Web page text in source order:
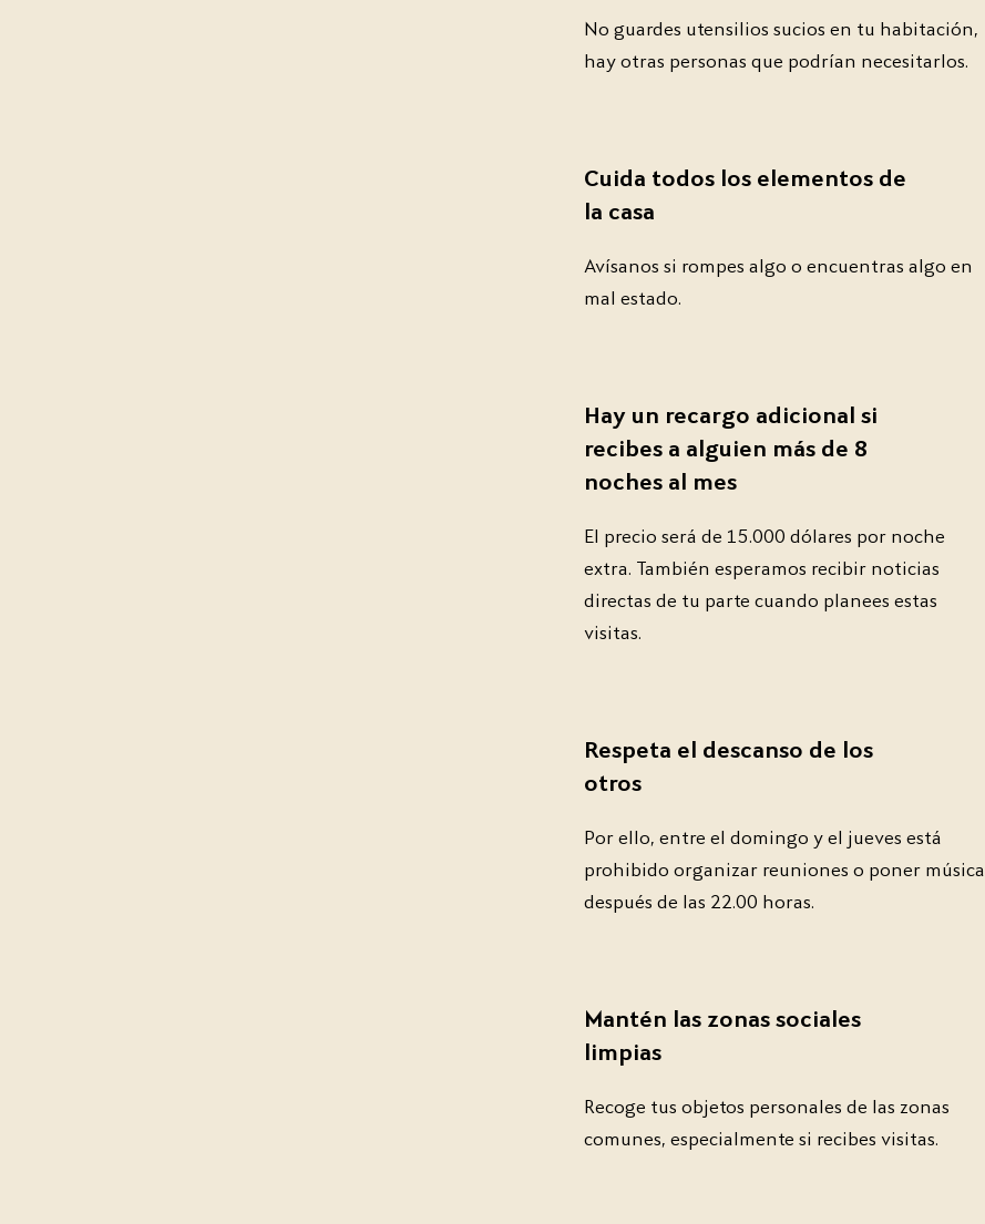
No guardes utensilios sucios en tu habitación,
hay otras personas que podrían necesitarlos.
Cuida todos los elementos de
la casa
Avísanos si rompes algo o encuentras algo en
mal estado.
Hay un recargo adicional si
recibes a alguien más de 8
noches al mes
El precio será de 15.000 dólares por noche
extra. También esperamos recibir noticias
directas de tu parte cuando planees estas
visitas.
Respeta el descanso de los
otros
Por ello, entre el domingo y el jueves está
prohibido organizar reuniones o poner música
después de las 22.00 horas.
Mantén las zonas sociales
limpias
Recoge tus objetos personales de las zonas
comunes, especialmente si recibes visitas.